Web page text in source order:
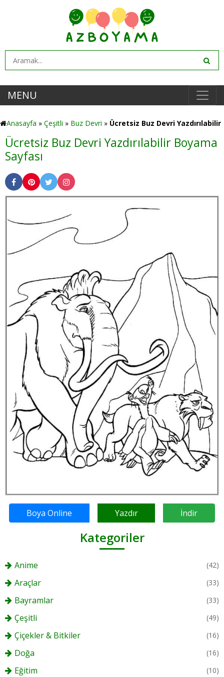
MENU
Anasayfa » Çeşitli » Buz Devri » Ücretsiz Buz Devri Yazdırılabilir
Ücretsiz Buz Devri Yazdırılabilir Boyama
Sayfası
Boya Online Yazdır İndir
Kategoriler
Anime (42)
Araçlar (33)
Bayramlar (33)
Çeşitli (49)
Çiçekler & Bitkiler (16)
Doğa (16)
Eğitim (10)